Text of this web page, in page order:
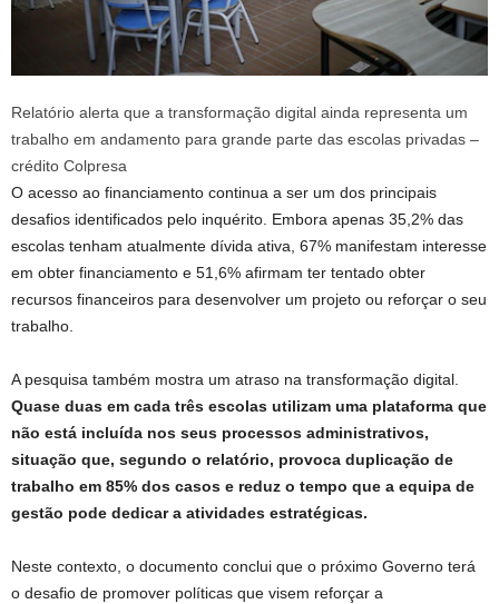
Relatório alerta que a transformação digital ainda representa um
trabalho em andamento para grande parte das escolas privadas –
crédito Colpresa
O acesso ao financiamento continua a ser um dos principais
desafios identificados pelo inquérito. Embora apenas 35,2% das
escolas tenham atualmente dívida ativa, 67% manifestam interesse
em obter financiamento e 51,6% afirmam ter tentado obter
recursos financeiros para desenvolver um projeto ou reforçar o seu
trabalho.
A pesquisa também mostra um atraso na transformação digital.
Quase duas em cada três escolas utilizam uma plataforma que
não está incluída nos seus processos administrativos,
situação que, segundo o relatório, provoca duplicação de
trabalho em 85% dos casos e reduz o tempo que a equipa de
gestão pode dedicar a atividades estratégicas.
Neste contexto, o documento conclui que o próximo Governo terá
o desafio de promover políticas que visem reforçar a